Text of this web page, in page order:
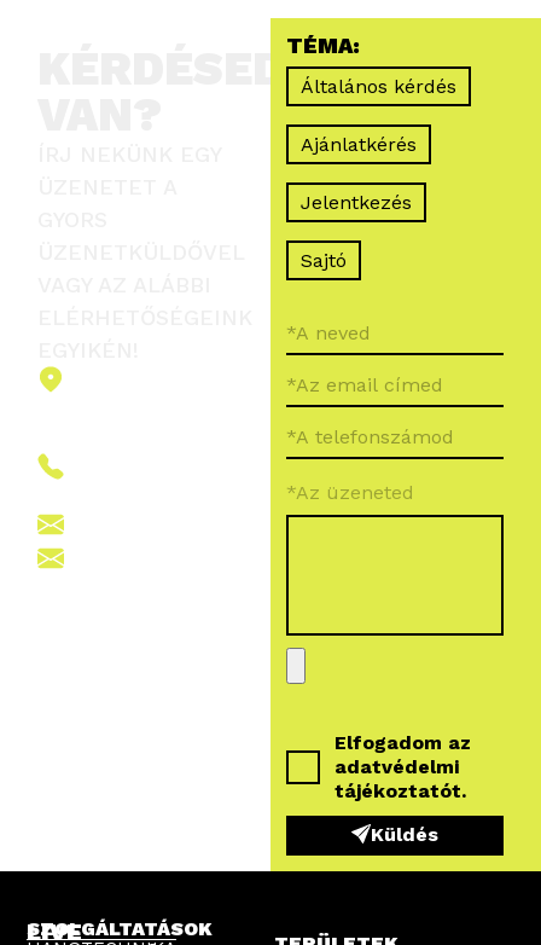
TÉMA:
Általános kérdés
Ajánlatkérés
Jelentkezés
Sajtó
*Az üzeneted
Elfogadom az
adatvédelmi
tájékoztatót.
Küldés
LIVE
SZOLGÁLTATÁSOK